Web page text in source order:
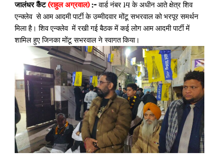
जालंधर कैंट(राहुल अग्रवाल):-वार्ड नंबर 14 के अधीन आते क्षेत्र शिव
एन्क्लेव से आम आदमी पार्टी के उम्मीदवार मोंटू सभरवाल को भरपूर समर्थन
मिला है। शिव एन्क्लेव में रखी गई बैठक में कई लोग आम आदमी पार्टी में
शामिल हुए जिनका मोंटू सभरवाल ने स्वागत किया।